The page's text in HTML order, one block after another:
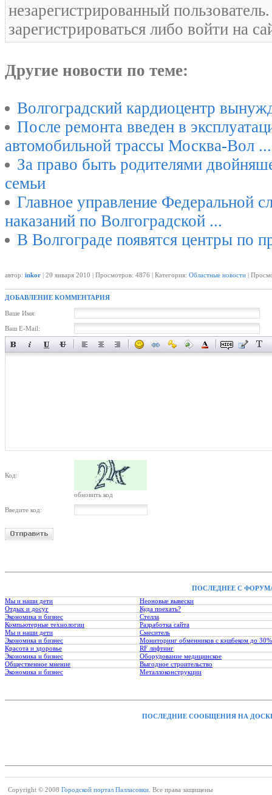
незарегистрированный
зарегистрироваться либо войти на
Другие новости по теме:
Волгоградский кардиоцентр
После ремонта введен в
автомобильной трассы Москва-Вол ...
За право быть родителями
семьи
Главное управление Федеральной
наказаний по Волгоградской ...
В Волгограде появятся центры по
автор: inkor | 20 января 2010 | Просмотров: 4876 | Категория: Областные новости |
ДОБАВЛЕНИЕ КОММЕНТАРИЯ
Ваше Имя:
Ваш E-Mail:
Код:
обновить код
Введите код:
ПОСЛЕДНЕЕ С
Мы и наши дети
Неоновые вывески
Отдых и досуг
Куда поехать?
Экономика и бизнес
Стелла
Компьютерные технологии
Разработка сайта
Мы и наши дети
Смеситель
Экономика и бизнес
Мониторинг обменников с кэшбеком до 30%
Красота и здоровье
RF лифтинг
Экономика и бизнес
Оборудование медицинское
Общественное мнение
Выгодное строительство
Экономика и бизнес
Металлоконструкции
ПОСЛЕДНИЕ СООБЩЕНИЯ НА
Copyright © 2008 Городской портал Палласовки. Все права защищены